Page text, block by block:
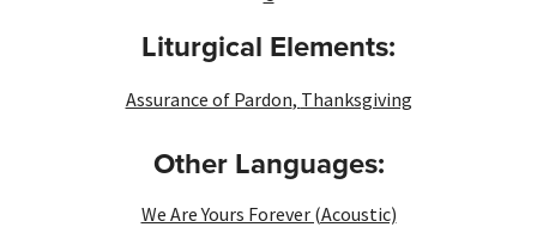
Liturgical Elements:
Assurance of Pardon, Thanksgiving
Other Languages:
We Are Yours Forever (Acoustic)